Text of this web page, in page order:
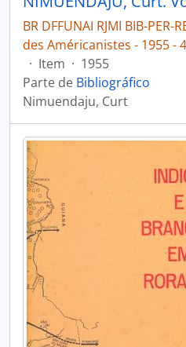
BR DFFUNAI RJMI BIB-
des Américanistes - 1955 -
· Item · 1955
Parte de Bibliográfico
Nimuendaju, Curt